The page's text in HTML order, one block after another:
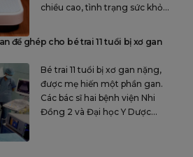
chiều cao, tình trạng sức khỏe
để ghép cho bé trai 11 tuổi bị xơ gan
Bé trai 11 tuổi bị xơ gan nặng,
được mẹ hiến một phần gan.
Các bác sĩ hai bệnh viện Nhi
Đồng 2 và Đại học Y Dược